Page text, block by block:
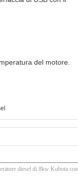
del motore.